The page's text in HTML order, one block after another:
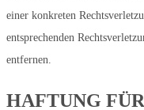
einer konkreten
entsprechenden
entfernen.
HAFTUNG